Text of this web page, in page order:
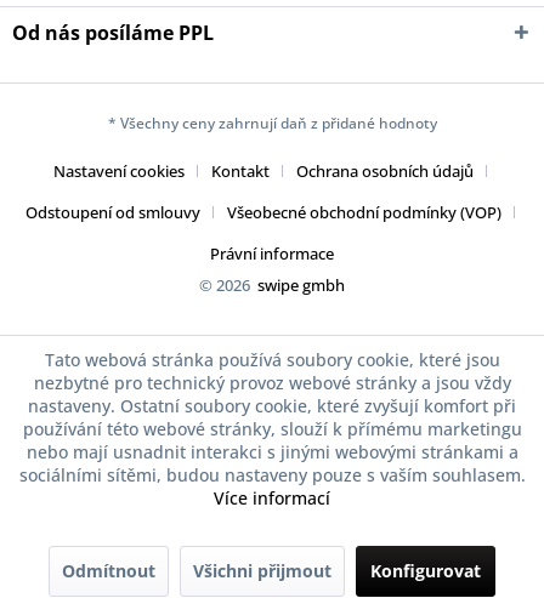
Od nás posíláme PPL
* Všechny ceny zahrnují daň z přidané hodnoty
Nastavení cookies Kontakt
Ochrana osobních údajů
Odstoupení od smlouvy
Všeobecné obchodní podmínky (VOP)
Právní informace
© 2026 swipe gmbh
Tato webová stránka používá soubory cookie, které jsou
nezbytné pro technický provoz webové stránky a jsou vždy
nastaveny. Ostatní soubory cookie, které zvyšují komfort při
používání této webové stránky, slouží k přímému marketingu
nebo mají usnadnit interakci s jinými webovými stránkami a
sociálními sítěmi, budou nastaveny pouze s vaším souhlasem.
Více informací
Odmítnout Všichni přijmout Konfigurovat